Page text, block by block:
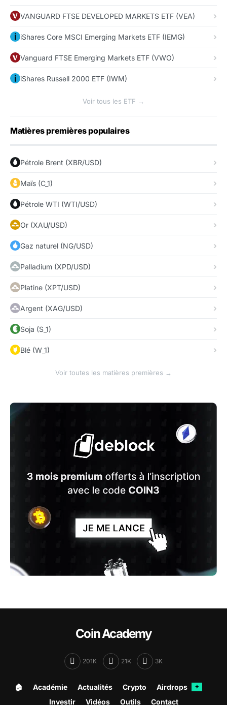
VANGUARD FTSE DEVELOPED MARKETS ETF (VEA)
iShares Core MSCI Emerging Markets ETF (IEMG)
Vanguard FTSE Emerging Markets ETF (VWO)
iShares Russell 2000 ETF (IWM)
Voir tous les ETF →
Matières premières populaires
Pétrole Brent (XBR/USD)
Maïs (C_1)
Pétrole WTI (WTI/USD)
Or (XAU/USD)
Gaz naturel (NG/USD)
Palladium (XPD/USD)
Platine (XPT/USD)
Argent (XAG/USD)
Soja (S_1)
Blé (W_1)
Voir toutes les matières premières →
Coin Academy
201K 21K 3K
🏠︎ Académie Actualités Crypto Airdrops ✦
Investir Vidéos Outils Contact